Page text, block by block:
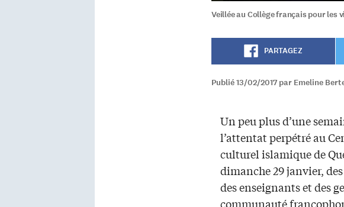
Veillée au Collège français pour les
PARTAGEZ
Publié 13/02/2017 par Emeline
Un peu plus d’une
l’attentat perpétré au
culturel islamique de
dimanche 29 janvier, des
des enseignants et des
communauté